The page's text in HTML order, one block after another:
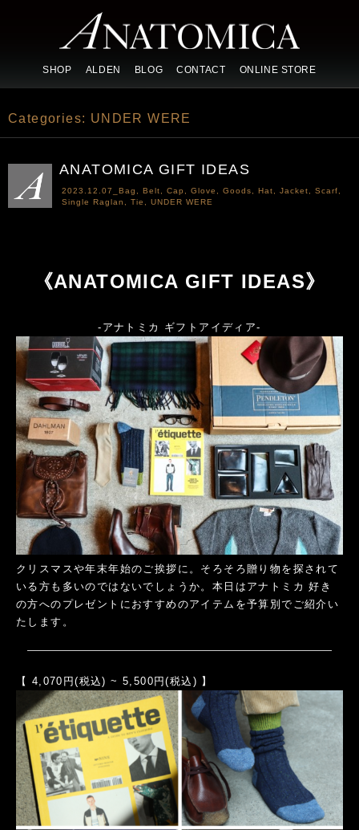
SHOP ALDEN BLOG CONTACT ONLINE STORE
Categories: UNDER WERE
ANATOMICA GIFT IDEAS
2023.12.07_ Bag Belt Cap Glove Goods Hat Jacket Scarf
Single Raglan
Tie UNDER WERE
《ANATOMICA GIFT IDEAS》
-アナトミカ ギフトアイディア-
クリスマスや年末年始のご挨拶に。そろそろ贈り物を探されて
いる方も多いのではないでしょうか。本日はアナトミカ 好き
の方へのプレゼントにおすすめのアイテムを予算別でご紹介い
たします。
【 4,070円(税込) ~ 5,500円(税込) 】